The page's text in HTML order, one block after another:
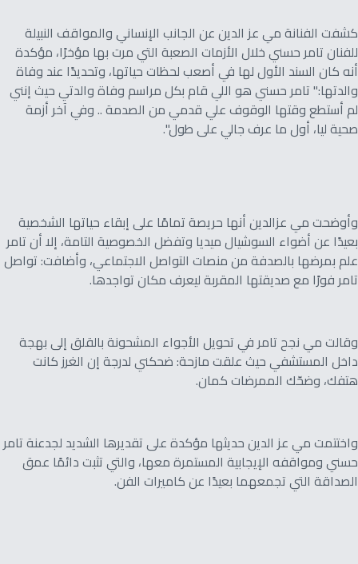
كشفت الفنانة مي عز الدين عن الجانب الإنساني والمواقف النبيلة
للفنان تامر حسني خلال الأزمات الصعبة التي مرت بها مؤخرًا، مؤكدة
أنه كان السند الأول لها في أصعب لحظات حياتها، وتحديدًا عند وفاة
والدتها:" تامر حسني هو اللي قام بكل مراسم وفاة والدتي حيث إنني
لم أستطع وقتها الوقوف علي قدمي من الصدمة .. وفي آخر أزمة
صحية ليا، أول ما عرف جالي على طول".
وأوضحت مي عزالدين أنها حريصة تمامًا على إبقاء حياتها الشخصية
بعيدًا عن أضواء السوشيال ميديا وتفضل الخصوصية التامة، إلا أن تامر
علم بمرضها بالصدفة من منصات التواصل الاجتماعي، وأضافت: تواصل
تامر فورًا مع صديقتها المقربة ليعرف مكان تواجدها.
وقالت مي نجح تامر في تحويل الأجواء المشحونة بالقلق إلى بهجة
داخل المستشفي حيث علقت مازحة: ضحكني لدرجة إن الغرز كانت
هتفك، وضحّك الممرضات كمان.
واختتمت مي عز الدين حديثها مؤكدة على تقديرها الشديد لجدعنة تامر
حسني ومواقفه الإيجابية المستمرة معها، والتي تثبت دائمًا عمق
الصداقة التي تجمعهما بعيدًا عن كاميرات الفن.